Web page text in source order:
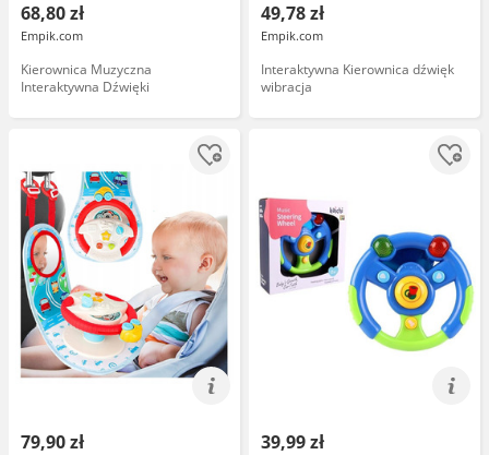
68,80 zł
Empik.com
Kierownica Muzyczna
Interaktywna Dźwięki
49,78 zł
Empik.com
Interaktywna Kierownica dźwięk
wibracja
79,90 zł 39,99 zł